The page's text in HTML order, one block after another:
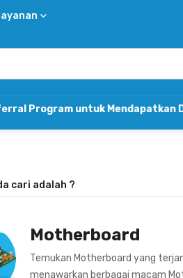
untuk Mendapatkan Diskon,
cari adalah ?
Motherboard
Temukan Motherboard yang
menawarkan berbagai macam